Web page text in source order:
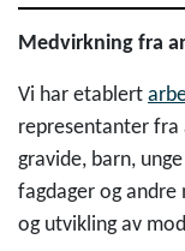
Medvirkning fra
Vi har etablert
representanter fra
gravide, barn,
fagdager og
og utvikling av